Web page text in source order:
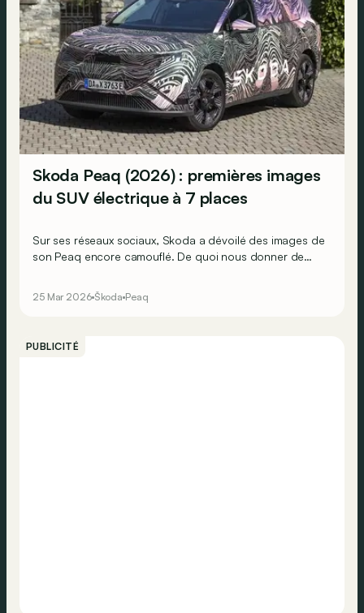
Skoda Peaq (2026) : premières images
du SUV électrique à 7 places
Sur ses réseaux sociaux, Skoda a dévoilé des images de
son Peaq encore camouflé. De quoi nous donner de
25 Mar 2026 Škoda Peaq
PUBLICITÉ